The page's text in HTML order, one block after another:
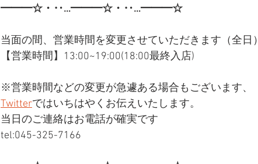
━━━☆・‥…━━━☆・‥…━━━☆
当面の間、営業時間を変更させていただきます（全日）
【営業時間】13:00~19:00(18:00最終入店)
※営業時間などの変更が急遽ある場合もございます、
Twitterではいちはやくお伝えいたします。
当日のご連絡はお電話が確実です
tel:045-325-7166